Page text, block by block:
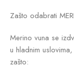
Zašto odabrati
Merino vuna se
u hladnim
zašto: